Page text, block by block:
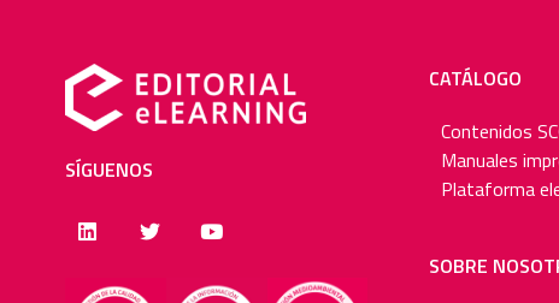
SÍGUENOS
CATÁLOGO
Contenidos
Manuales
Plataforma
SOBRE